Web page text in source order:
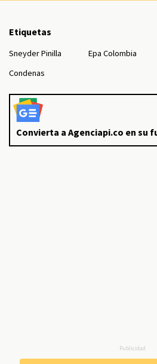
Etiquetas
Sneyder Pinilla Epa Colombia
Condenas
Convierta a Agenciapi.co en su
Publicidad